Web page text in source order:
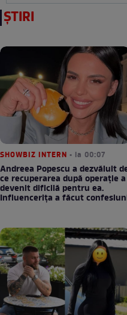
ȘTIRI
SHOWBIZ INTERN • la 00:07
Andreea Popescu a dezvăluit
ce recuperarea după operație a
devenit dificilă pentru ea.
Influencerița a făcut